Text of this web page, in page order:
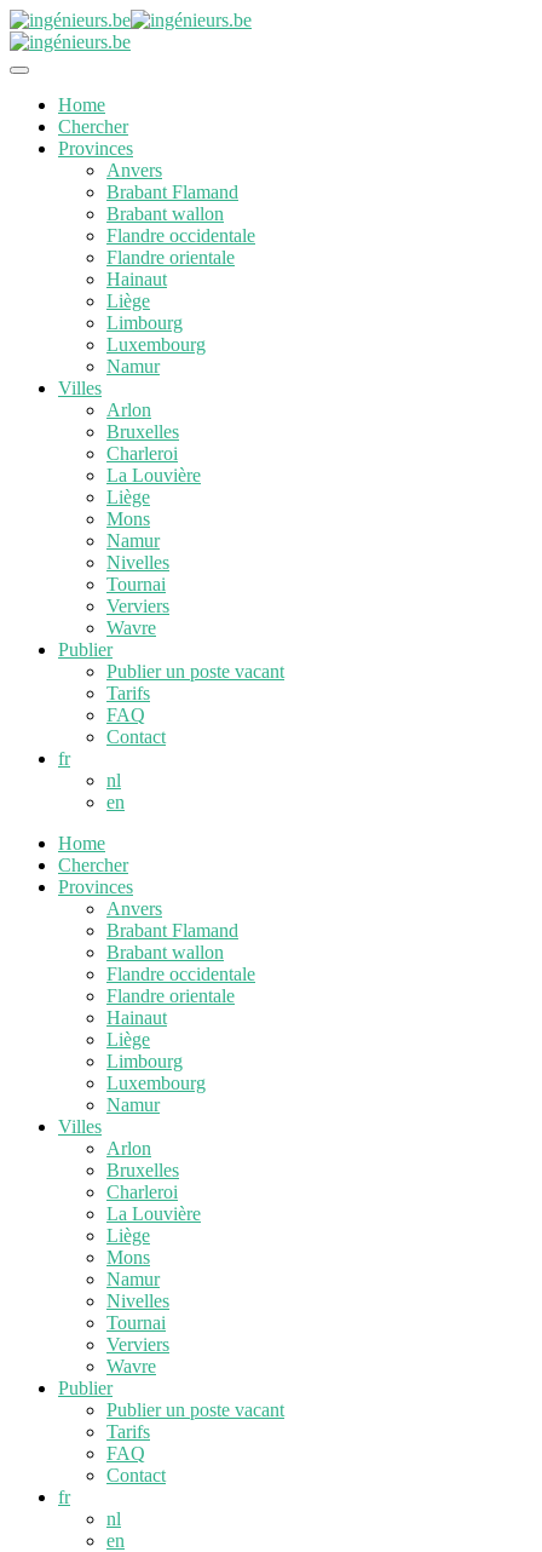
Home
Chercher
Provinces
Anvers
Brabant Flamand
Brabant wallon
Flandre occidentale
Flandre orientale
Hainaut
Liège
Limbourg
Luxembourg
Namur
Villes
Arlon
Bruxelles
Charleroi
La Louvière
Liège
Mons
Namur
Nivelles
Tournai
Verviers
Wavre
Publier
Publier un poste vacant
Tarifs
FAQ
Contact
fr
nl
en
Home
Chercher
Provinces
Anvers
Brabant Flamand
Brabant wallon
Flandre occidentale
Flandre orientale
Hainaut
Liège
Limbourg
Luxembourg
Namur
Villes
Arlon
Bruxelles
Charleroi
La Louvière
Liège
Mons
Namur
Nivelles
Tournai
Verviers
Wavre
Publier
Publier un poste vacant
Tarifs
FAQ
Contact
fr
nl
en